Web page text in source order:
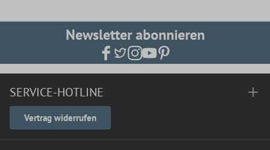
Newsletter abonnieren
SERVICE-HOTLINE
Vertrag widerrufen